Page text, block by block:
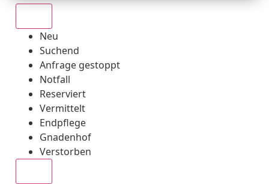
Neu
Suchend
Anfrage gestoppt
Notfall
Reserviert
Vermittelt
Endpflege
Gnadenhof
Verstorben